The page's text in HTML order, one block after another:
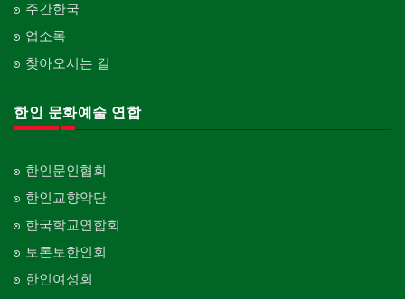
주간한국
업소록
찾아오시는 길
한인 문화예술 연합
한인문인협회
한인교향악단
한국학교연합회
토론토한인회
한인여성회